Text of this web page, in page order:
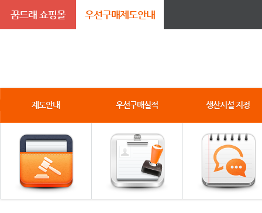
꿈드래 쇼핑몰 우선구매제도안내
제도안내 우선구매실적 생산시설 지정